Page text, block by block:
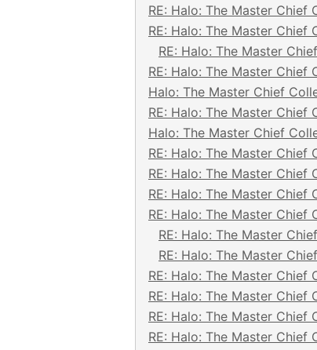
RE: Halo: The Master Chief
RE: Halo: The Master Chief
RE: Halo: The Master
RE: Halo: The Master Chief
Halo: The Master Chief
RE: Halo: The Master Chief
Halo: The Master Chief
RE: Halo: The Master Chief
RE: Halo: The Master Chief
RE: Halo: The Master Chief
RE: Halo: The Master Chief
RE: Halo: The Master
RE: Halo: The Master
RE: Halo: The Master Chief
RE: Halo: The Master Chief
RE: Halo: The Master Chief
RE: Halo: The Master Chief